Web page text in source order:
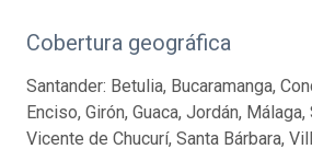
Cobertura geográfica
Santander: Betulia, Bucaramanga,
Enciso, Girón, Guaca, Jordán,
Vicente de Chucurí, Santa Bárbara,